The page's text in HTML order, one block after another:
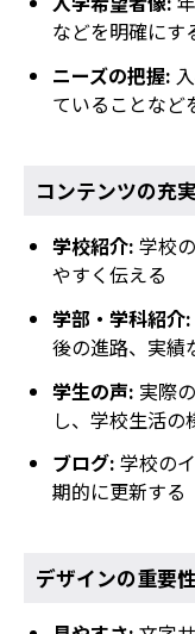
などを明確にす
ニーズの把握:
ていることなど
コンテンツの充実
学校紹介: 学校
やすく伝える
学部・学科紹介:
後の進路、実績
学生の声: 実際
し、学校生活の
ブログ: 学校の
期的に更新する
デザインの重要性